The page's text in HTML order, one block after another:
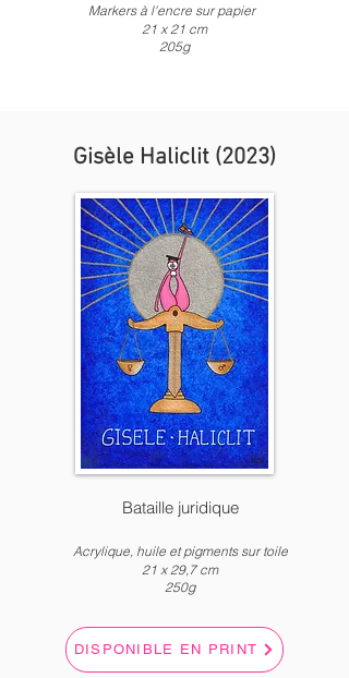
Markers à l'encre sur papier
21 x21 cm
205g
Gisèle Haliclit (2023)
Bataille juridique
Acrylique, huile et pigments sur toile
21 x 29,7 cm
250g
DISPONIBLE EN PRINT